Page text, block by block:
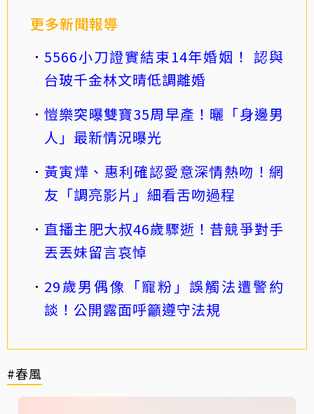
更多新聞報導
5566小刀證實結束14年婚姻！ 認與
台玻千金林文晴低調離婚
愷樂突曝雙寶35周早產！曬「身邊男
人」最新情況曝光
黃寅燁、惠利確認愛意深情熱吻！網
友「調亮影片」細看舌吻過程
直播主肥大叔46歲驟逝！昔競爭對手
丟丟妹留言哀悼
29歲男偶像「寵粉」誤觸法遭警約
談！公開露面呼籲遵守法規
#春風